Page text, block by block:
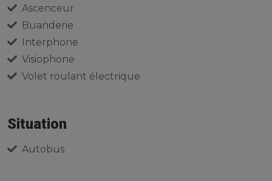
Ascenceur
Buanderie
Interphone
Visiophone
Volet roulant électrique
Situation
Autobus